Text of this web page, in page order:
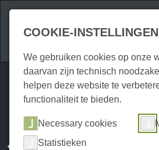
COOKIE-INSTELLINGEN
We gebruiken cookies op onze
daarvan zijn technisch
helpen deze website te
functionaliteit te bieden.
Necessary cookies
Statistieken